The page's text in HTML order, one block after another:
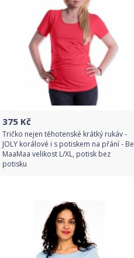
375 Kč
Tričko nejen těhotenské krátký rukáv -
JOLY korálové i s potiskem na přání - Be
MaaMaa velikost L/XL, potisk bez
potisku
Do obchodu
Detail produktu